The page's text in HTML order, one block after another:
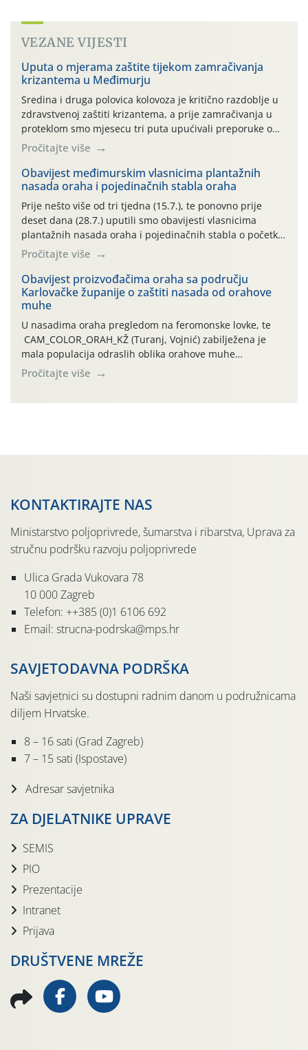
VEZANE VIJESTI
Uputa o mjerama zaštite tijekom zamračivanja
krizantema u Međimurju
Sredina i druga polovica kolovoza je kritično razdoblje u
zdravstvenoj zaštiti krizantema, a prije zamračivanja u
proteklom smo mjesecu tri puta upućivali preporuke o
preventivnim mjerama zaštite krizantema od najčešćih
uzročnika bolesti, štetnika i fito-fagnih grinja (23.7., 14.7.,
06.7.)! Na početku ovog mjeseca je zabilježeno je
povijesno i ekstremno vruće meteorološko razdoblje, uz
najviše temperature […]
Pročitajte više
Obavijest međimurskim vlasnicima plantažnih
nasada oraha i pojedinačnih stabla oraha
Prije nešto više od tri tjedna (15.7.), te ponovno prije
deset dana (28.7.) uputili smo obavijesti vlasnicima
plantažnih nasada oraha i pojedinačnih stabla o početku
leta i ovogodišnjoj potrebi usmjerenog suzbijanja
orahove muhe (Rhagoletis completa)! Već dvanaest dana
traje drugi ovogodišnji “toplinski udar”, koji naročito
izražen zadnja šest dana (31.7.-05.8.), jer najviše
temperature zraka svakodnevno […]
Pročitajte više
Obavijest proizvođačima oraha sa području
Karlovačke županije o zaštiti nasada od orahove
muhe
U nasadima oraha pregledom na feromonske lovke, te
CAM_COLOR_ORAH_KŽ (Turanj, Vojnić) zabilježena je
mala populacija odraslih oblika orahove muhe
(Rhagoletis completa). Niska brojnost može se objasniti
činjenicom da je riječ o mladim nasadima s vrlo malim
Pročitajte više
KONTAKTIRAJTE NAS
Ministarstvo poljoprivrede, šumarstva i ribarstva, Uprava za
stručnu podršku razvoju poljoprivrede
Ulica Grada Vukovara 78
10 000 Zagreb
Telefon: ++385 (0)1 6106 692
Email: strucna-podrska@mps.hr
SAVJETODAVNA PODRŠKA
Naši savjetnici su dostupni radnim danom u podružnicama
diljem Hrvatske.
8 – 16 sati (Grad Zagreb)
7 – 15 sati (Ispostave)
Adresar savjetnika
ZA DJELATNIKE UPRAVE
SEMIS
PIO
Prezentacije
Intranet
Prijava
DRUŠTVENE MREŽE